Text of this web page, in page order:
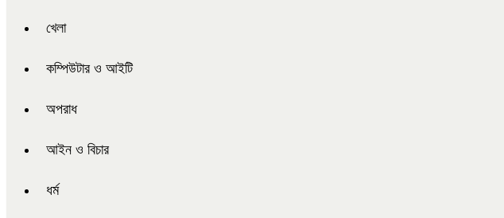
খেলা
কম্পিউটার ও আইটি
অপরাধ
আইন ও বিচার
ধর্ম